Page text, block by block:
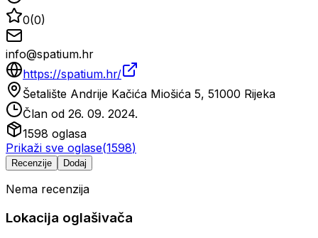
0(0)
info@spatium.hr
https://spatium.hr/
Šetalište Andrije Kačića Miošića 5, 51000 Rijeka
Član od 26. 09. 2024.
1598 oglasa
Prikaži sve oglase(1598)
Recenzije Dodaj
Nema recenzija
Lokacija oglašivača